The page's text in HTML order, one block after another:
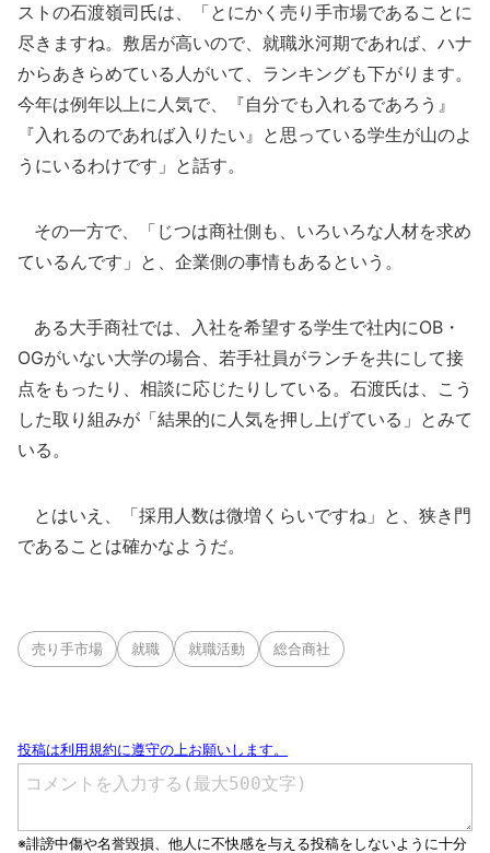
ストの石渡嶺司氏は、「とにかく売り手市場であることに
尽きますね。敷居が高いので、就職氷河期であれば、ハナ
からあきらめている人がいて、ランキングも下がります。
今年は例年以上に人気で、『自分でも入れるであろう』
『入れるのであれば入りたい』と思っている学生が山のよ
うにいるわけです」と話す。
その一方で、「じつは商社側も、いろいろな人材を求め
ているんです」と、企業側の事情もあるという。
ある大手商社では、入社を希望する学生で社内にOB・
OGがいない大学の場合、若手社員がランチを共にして接
点をもったり、相談に応じたりしている。石渡氏は、こう
した取り組みが「結果的に人気を押し上げている」とみて
いる。
とはいえ、「採用人数は微増くらいですね」と、狭き門
であることは確かなようだ。
売り手市場 就職 就職活動 総合商社